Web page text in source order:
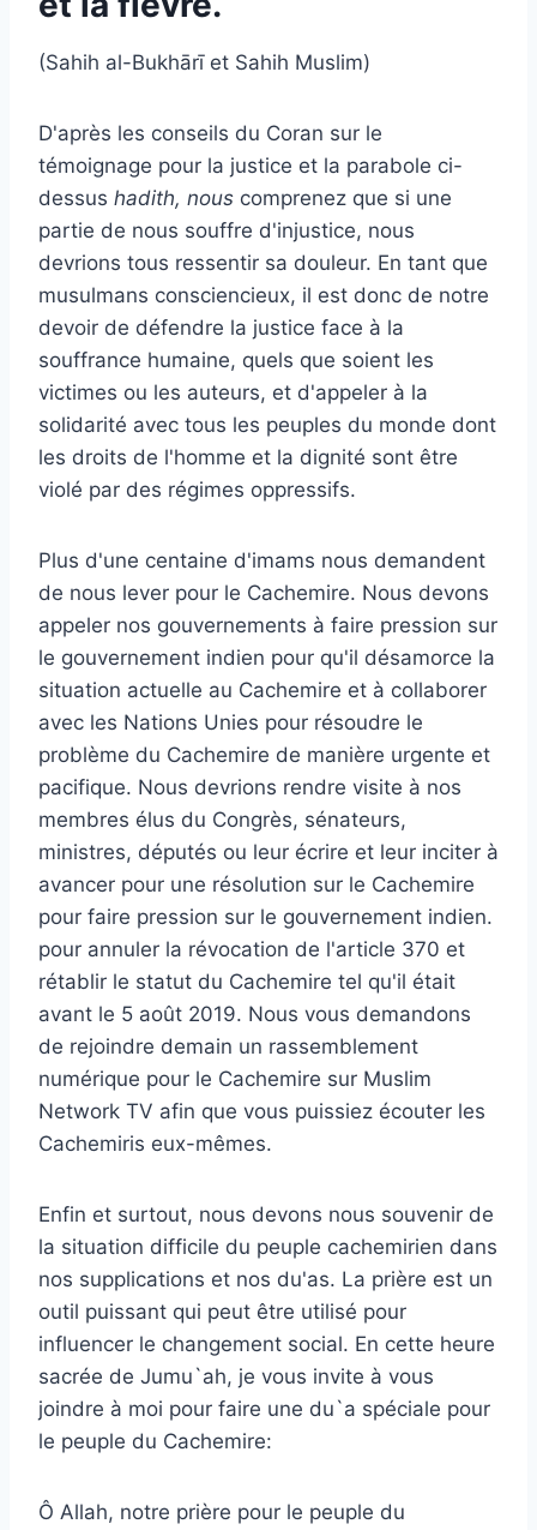
(Sahih al-Bukhārī et Sahih Muslim)
D'après les conseils du Coran sur le
témoignage pour la justice et la parabole ci-
dessus hadith, nous comprenez que si une
partie de nous souffre d'injustice, nous
devrions tous ressentir sa douleur. En tant que
musulmans consciencieux, il est donc de notre
devoir de défendre la justice face à la
souffrance humaine, quels que soient les
victimes ou les auteurs, et d'appeler à la
solidarité avec tous les peuples du monde dont
les droits de l'homme et la dignité sont être
violé par des régimes oppressifs.
Plus d'une centaine d'imams nous demandent
de nous lever pour le Cachemire. Nous devons
appeler nos gouvernements à faire pression sur
le gouvernement indien pour qu'il désamorce la
situation actuelle au Cachemire et à collaborer
avec les Nations Unies pour résoudre le
problème du Cachemire de manière urgente et
pacifique. Nous devrions rendre visite à nos
membres élus du Congrès, sénateurs,
ministres, députés ou leur écrire et leur inciter à
avancer pour une résolution sur le Cachemire
pour faire pression sur le gouvernement indien.
pour annuler la révocation de l'article 370 et
rétablir le statut du Cachemire tel qu'il était
avant le 5 août 2019. Nous vous demandons
de rejoindre demain un rassemblement
numérique pour le Cachemire sur Muslim
Network TV afin que vous puissiez écouter les
Cachemiris eux-mêmes.
Enfin et surtout, nous devons nous souvenir de
la situation difficile du peuple cachemirien dans
nos supplications et nos du'as. La prière est un
outil puissant qui peut être utilisé pour
influencer le changement social. En cette heure
sacrée de Jumu`ah, je vous invite à vous
joindre à moi pour faire une du`a spéciale pour
le peuple du Cachemire:
Ô Allah, notre prière pour le peuple du